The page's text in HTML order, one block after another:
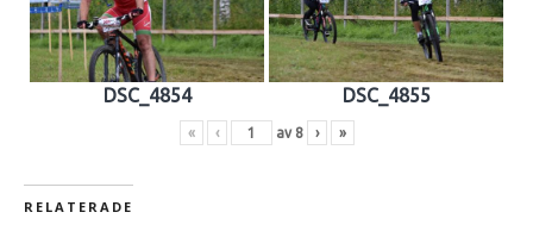
DSC_4854 DSC_4855
« ‹ av 8 › »
RELATERADE